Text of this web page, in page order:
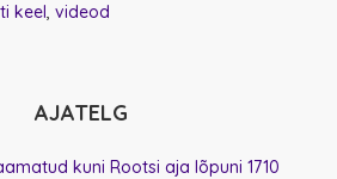
keel videod
AJATELG
kuni Rootsi aja lõpuni 1710